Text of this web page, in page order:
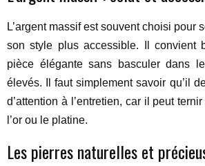
L’argent massif est souvent choisi pour
son style plus accessible. Il convient
pièce élégante sans basculer dans
élevés. Il faut simplement savoir qu’il
d’attention à l’entretien, car il peut
l’or ou le platine.
Les pierres naturelles et